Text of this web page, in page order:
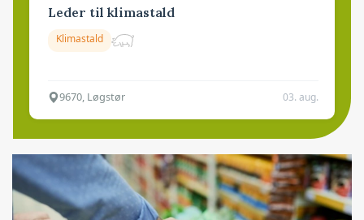
Leder til klimastald
Klimastald
9670, Løgstør 03. aug.